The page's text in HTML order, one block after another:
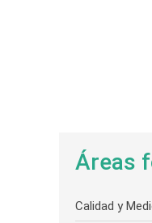
Áreas
Calidad y